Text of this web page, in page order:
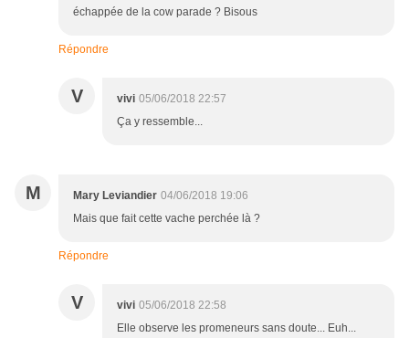
échappée de la cow parade ? Bisous
Répondre
V vivi 05/06/2018 22:57
Ça y ressemble...
M Mary Leviandier 04/06/2018 19:06
Mais que fait cette vache perchée là ?
Répondre
V vivi 05/06/2018 22:58
Elle observe les promeneurs sans doute... Euh...